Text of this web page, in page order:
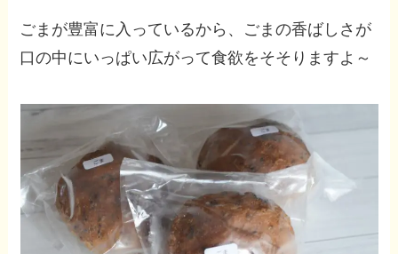
ごまが豊富に入っているから、ごまの香ばしさが
口の中にいっぱい広がって食欲をそそりますよ～